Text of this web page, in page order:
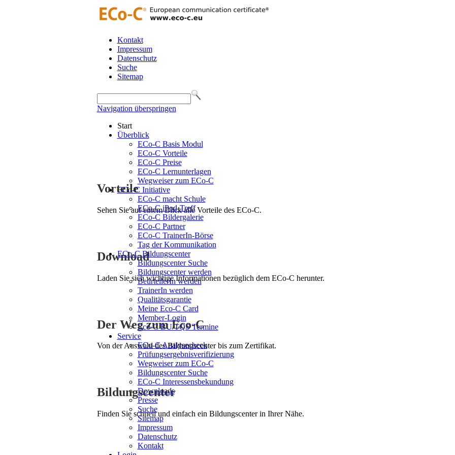
Kontakt
Impressum
Datenschutz
Suche
Sitemap
Navigation überspringen
Start
Überblick
ECo-C Basis Modul
ECo-C Vorteile
ECo-C Preise
ECo-C Lernunterlagen
Wegweiser zum ECo-C
ECo-C Initiative
ECo-C macht Schule
ECo-C iPod-Treff
ECo-C Bildergalerie
ECo-C Partner
ECo-C TrainerIn-Börse
Tag der Kommunikation
ECo-C Bildungscenter
Bildungscenter Suche
Bildungscenter werden
BeurteilerIn werden
TrainerIn werden
Qualitätsgarantie
Meine Eco-C Card
Member-Login
Eco-C BU/TQS Termine
Service
ECo-C Analysecheck
Prüfungsergebnisverifizierung
Wegweiser zum ECo-C
Bildungscenter Suche
ECo-C Interessensbekundung
Downloads
Presse
Suche
Sitemap
Impressum
Datenschutz
Kontakt
Vorteile
Sehen Sie auf einem Blick alle Vorteile des ECo-C.
Download
Laden Sie sich wichtige Informationen bezüglich dem ECo-C herunter.
Der Weg zum Eco-C
Von der Auswahl des Bildungscenter bis zum Zertifikat.
Bildungscenter
Finden Sie schnell und einfach ein Bildungscenter in Ihrer Nähe.